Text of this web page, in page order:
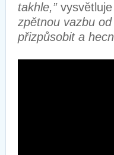
takhle,”
zpětnou vazbu
přizpůsobit a